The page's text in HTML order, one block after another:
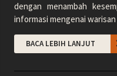
dengan menambah
informasi mengenai
BACA LEBIH LANJUT